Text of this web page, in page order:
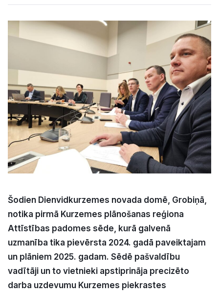
Kultūra
Bizness
Vieta
Sludinājumi
Reklāma
Politiskā reklāma
Par mums
Kontakti
Šodien Dienvidkurzemes novada domē, Grobiņā,
notika pirmā Kurzemes plānošanas reģiona
Attīstības padomes sēde, kurā galvenā
uzmanība tika pievērsta 2024. gadā paveiktajam
un plāniem 2025. gadam. Sēdē pašvaldību
vadītāji un to vietnieki apstiprināja precizēto
darba uzdevumu Kurzemes piekrastes